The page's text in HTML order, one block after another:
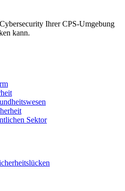
Ihrer CPS-Umgebung
kann.
Sektor